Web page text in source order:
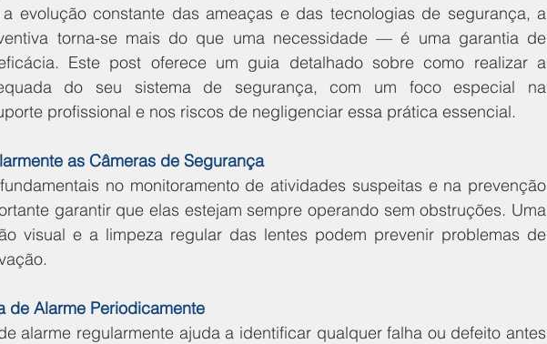
evolução constante das ameaças e das tecnologias de segurança, a
torna-se mais do que uma necessidade — é uma garantia de
Este post oferece um guia detalhado sobre como realizar a
do seu sistema de segurança, com um foco especial na
profissional e nos riscos de negligenciar essa prática essencial.
as Câmeras de Segurança
no monitoramento de atividades suspeitas e na prevenção
garantir que elas estejam sempre operando sem obstruções. Uma
visual e a limpeza regular das lentes podem prevenir problemas de
de Alarme Periodicamente
alarme regularmente ajuda a identificar qualquer falha ou defeito antes